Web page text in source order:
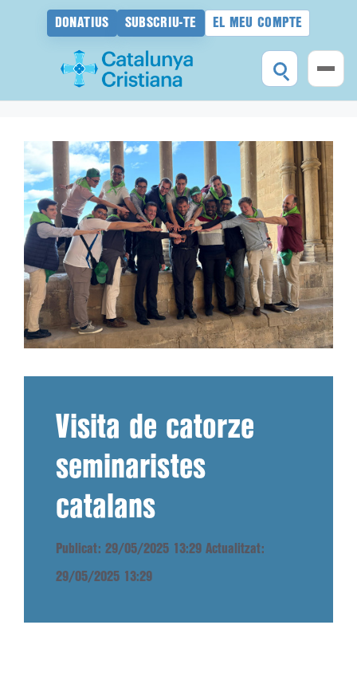
DONATIUS SUBSCRIU-TE EL MEU COMPTE
contingut
Visita de catorze
seminaristes
catalans
Publicat: 29/05/2025 13:29 Actualitzat:
29/05/2025 13:29